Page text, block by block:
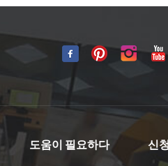
도움이 필요하다 신